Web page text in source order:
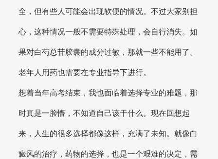
全，但有些人可能会出现软便的情况。不过大家别担
心，这种情况一般不需要特殊处理，会自行消失。如
果对白芍总苷胶囊的成分过敏，那就一些不能用了。
老年人用药也需要在专业指导下进行。
想着当年高考结束，我也面临着选择专业的难题，那
时真是一脸懵，不知道自己该干什么。现在回想起
来，人生的很多选择都像这样，充满了未知。就像白
癜风的治疗，药物的选择，也是一个艰难的决定，需